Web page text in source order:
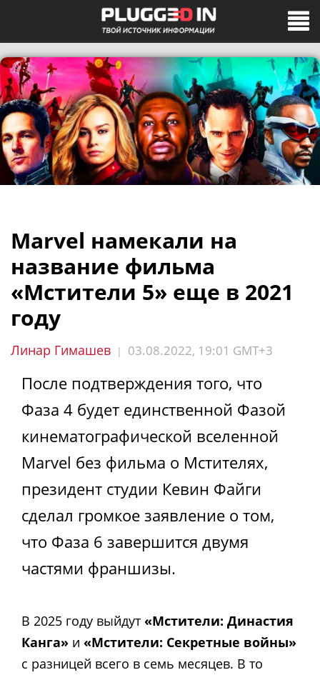
Marvel намекали на
название фильма
«Мстители 5» еще в 2021
году
Линар Гимашев | 03.08.2022, 19:01 GMT+3
После подтверждения того, что
Фаза 4 будет единственной Фазой
кинематографической вселенной
Marvel без фильма о Мстителях,
президент студии Кевин Файги
сделал громкое заявление о том,
что Фаза 6 завершится двумя
частями франшизы.
В 2025 году выйдут «Мстители: Династия
Канга» и «Мстители: Секретные войны»
с разницей всего в семь месяцев. В то